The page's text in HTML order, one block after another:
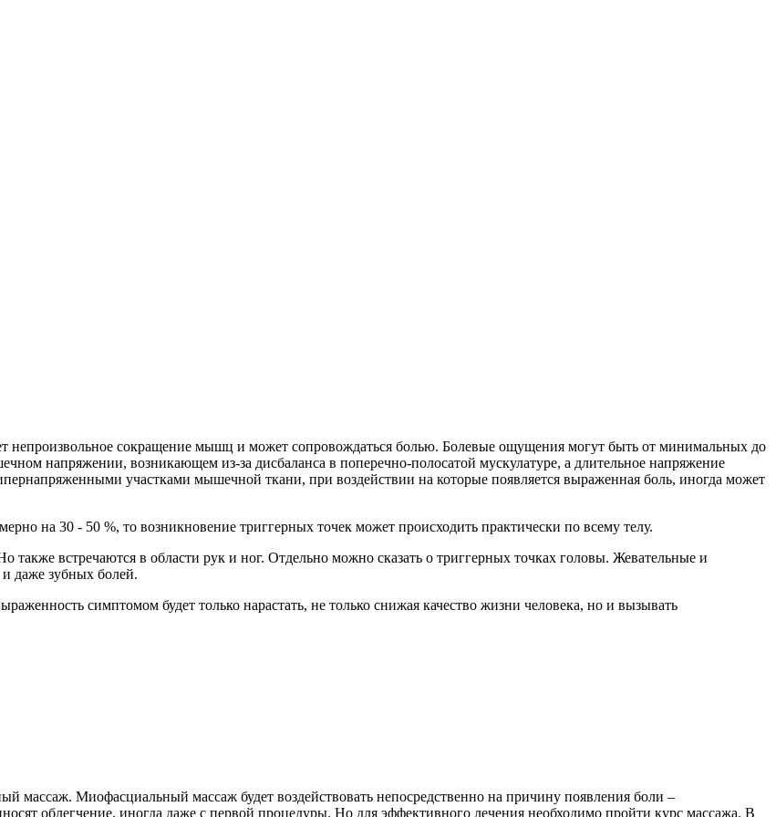
непроизвольное сокращение мышц и может сопровождаться болью. Болевые ощущения могут быть от минимальных до
напряжении, возникающем из-за дисбаланса в поперечно-полосатой мускулатуре, а длительное напряжение
участками мышечной ткани, при воздействии на которые появляется выраженная боль, иногда может
на 30 - 50 %, то возникновение триггерных точек может происходить практически по всему телу.
встречаются в области рук и ног. Отдельно можно сказать о триггерных точках головы. Жевательные и
даже зубных болей.
симптомом будет только нарастать, не только снижая качество жизни человека, но и вызывать
массаж. Миофасциальный массаж будет воздействовать непосредственно на причину появления боли –
облегчение, иногда даже с первой процедуры. Но для эффективного лечения необходимо пройти курс массажа. В